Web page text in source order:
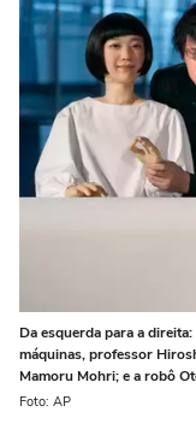
Da esquerda para a
máquinas, professor
Mamoru Mohri; e a robô
Foto: AP